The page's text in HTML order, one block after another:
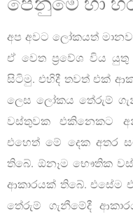
අප අවට ලෝකයත් මානව
ඒ වෙත ප්‍රවේශ විය
සිටිමු. එහිදී තවත් එක්
ලෙස ලෝකය තේරුම්
වස්තුවක එකිනෙකට
එහෙත් මේ දෙක අතර
තිබේ. ඕනෑම භෞතික
ආකාරයක් තිබේ. එසේම
තේරුම් ගැනීමේදී